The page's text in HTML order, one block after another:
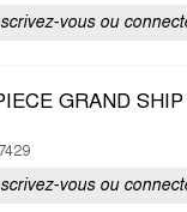
vous ou
GRAND
vous ou